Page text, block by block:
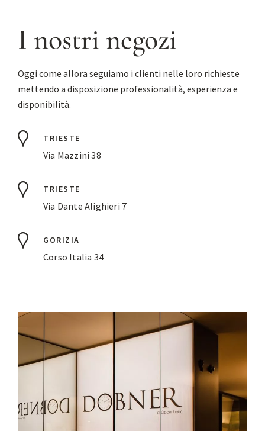
I nostri negozi
Oggi come allora seguiamo i clienti nelle loro richieste
mettendo a disposizione professionalità, esperienza e
disponibilità.
TRIESTE
Via Mazzini 38
TRIESTE
Via Dante Alighieri 7
GORIZIA
Corso Italia 34